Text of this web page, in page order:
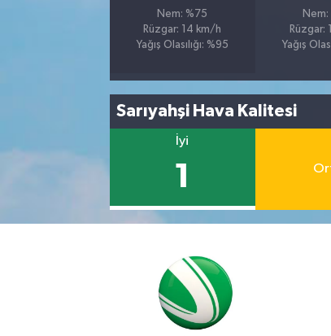
Nem: %75
Rüzgar: 14 km/h
Yağış Olasılığı: %95
Nem:
Rüzgar:
Yağış
Sarıyahşi Hava Kalitesi
İyi
1